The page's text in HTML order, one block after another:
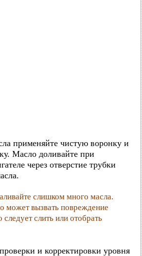
применяйте чистую воронку и
Масло доливайте при
через отверстие трубки
слишком много масла.
может вызвать повреждение
следует слить или отобрать
и корректировки уровня